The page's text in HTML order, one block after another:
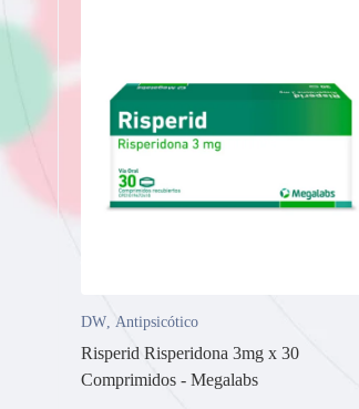
DW, Antipsicótico
Risperid Risperidona 3mg x 30
Comprimidos - Megalabs